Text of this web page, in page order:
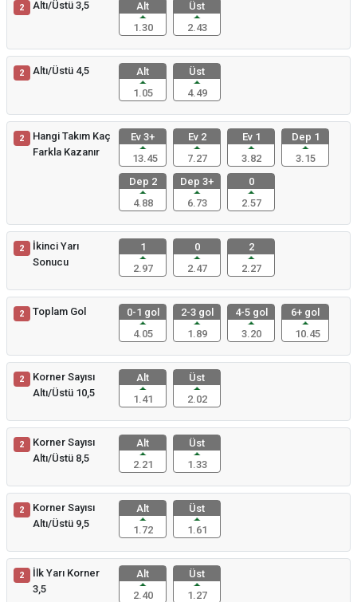
2 Altı/Üstü 3,5
Alt
1.30
Üst
2.43
2 Altı/Üstü 4,5
Alt
1.05
Üst
4.49
2
Hangi Takım Kaç
Farkla Kazanır
Ev 3+
13.45
Ev 2
7.27
Ev 1
3.82
Dep 1
3.15
Dep 2
4.88
Dep 3+
6.73
0
2.57
2
İkinci Yarı
Sonucu
1
2.97
0
2.47
2
2.27
2 Toplam Gol
0-1 gol
4.05
2-3 gol
1.89
4-5 gol
3.20
6+ gol
10.45
2
Korner Sayısı
Altı/Üstü 10,5
Alt
1.41
Üst
2.02
2
Korner Sayısı
Altı/Üstü 8,5
Alt
2.21
Üst
1.33
2
Korner Sayısı
Altı/Üstü 9,5
Alt
1.72
Üst
1.61
2
İlk Yarı Korner
3,5
Alt
2.40
Üst
1.27